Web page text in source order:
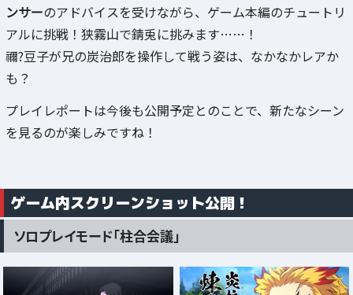
ンサーのアドバイスを受けながら、ゲーム本編のチュートリ
アルに挑戦！狭霧山で錆兎に挑みます……！
禰?豆子が兄の炭治郎を操作して戦う姿は、なかなかレアか
も？
プレイレポートは今後も公開予定とのことで、新たなシーン
を見るのが楽しみですね！
ゲーム内スクリーンショット公開！
ソロプレイモード「柱合会議」